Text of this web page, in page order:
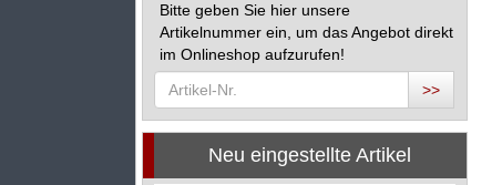
Bitte geben Sie hier unsere
Artikelnummer ein, um das Angebot direkt
im Onlineshop aufzurufen!
>>
Neu eingestellte Artikel